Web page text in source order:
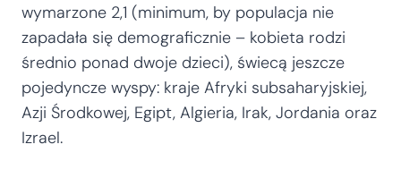
wymarzone 2,1 (minimum, by populacja nie
zapadała się demograficznie – kobieta rodzi
średnio ponad dwoje dzieci), świecą jeszcze
pojedyncze wyspy: kraje Afryki subsaharyjskiej,
Azji Środkowej, Egipt, Algieria, Irak, Jordania oraz
Izrael.